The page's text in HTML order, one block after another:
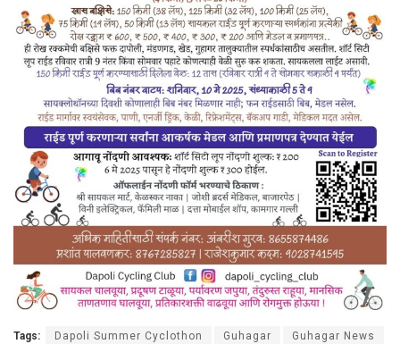
Tags: Dapoli Summer Cyclothon Guhagar Guhagar News